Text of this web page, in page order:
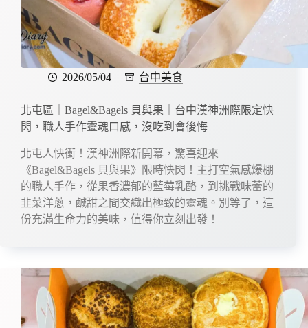
2026/05/04 台中美食
北屯區｜Bagel&Bagels 貝與果｜台中漢神洲際限定快
閃，職人手作靈魂口感，沒吃到會後悔
北屯人快衝！漢神洲際新開幕，驚喜迎來
《Bagel&Bagels 貝與果》限時快閃！主打空氣感爆棚
的職人手作，從果香濃郁的藍莓乳酪，到挑戰味蕾的
韭菜洋蔥，鹹甜之間交織出極致的靈魂。別等了，這
份充滿生命力的美味，值得你立刻出發！